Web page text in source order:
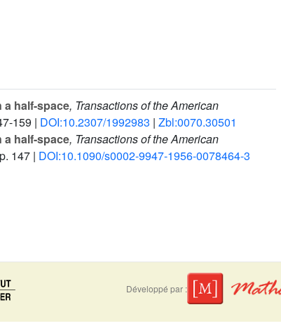
half-space, Transactions of the American
159 | DOI:10.2307/1992983 | Zbl:0070.30501
half-space, Transactions of the American
147 | DOI:10.1090/s0002-9947-1956-0078464-3
Développé par :